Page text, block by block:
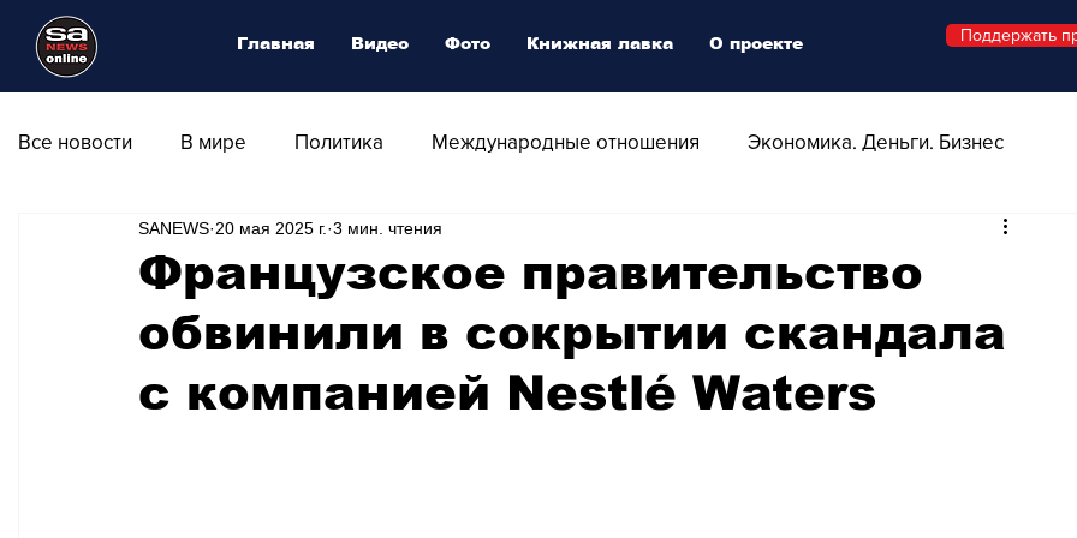
Все новости В мире Политика Международные отношения Экономика. Деньги. Бизнес
Общество Армия Аналитика
Транспорт Культура Магия искусства Swiss Афиша Стиль Стильный четверг
Французское правительство
обвинили в сокрытии скандала
с компанией Nestlé Waters
SANEWS 20 мая 2025 г. 3 мин. чтения
Главная Видео Фото Книжная лавка О проекте Поддержать